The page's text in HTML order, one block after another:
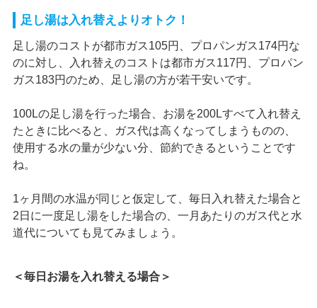
足し湯は入れ替えよりオトク！
足し湯のコストが都市ガス105円、プロパンガス174円な
のに対し、入れ替えのコストは都市ガス117円、プロパン
ガス183円のため、足し湯の方が若干安いです。
100Lの足し湯を行った場合、お湯を200Lすべて入れ替え
たときに比べると、ガス代は高くなってしまうものの、
使用する水の量が少ない分、節約できるということです
ね。
1ヶ月間の水温が同じと仮定して、毎日入れ替えた場合と
2日に一度足し湯をした場合の、一月あたりのガス代と水
道代についても見てみましょう。
＜毎日お湯を入れ替える場合＞